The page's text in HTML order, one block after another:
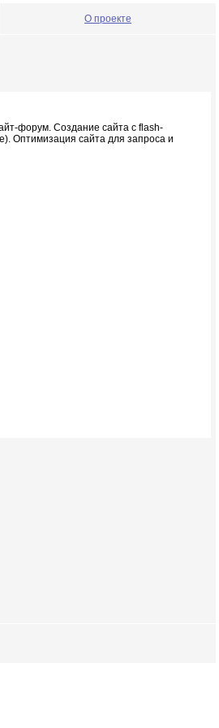
О проекте
форум. Создание сайта с flash-
Оптимизация сайта для запроса и